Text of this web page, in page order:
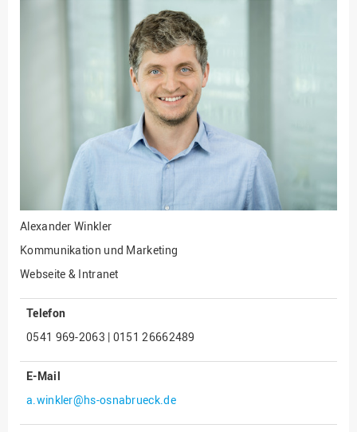
Ingenieurwissenschaften
Fakultät Management,
Fakultät Wirtschafts- und
Sozialwissenschaften
Finanzen
Forschung, Kooperation,
Drittmittel
Gebäude und Technik
Gesellschaftliches
Gleichstellungsbüro
Hochschulleitung
Hochschulplanung/-
strategie
Innenrevision
Alexander Winkler
Kommunikation und Marketing
Webseite & Intranet
Telefon
0541 969-2063 | 0151 26662489
E-Mail
a.winkler@hs-osnabrueck.de